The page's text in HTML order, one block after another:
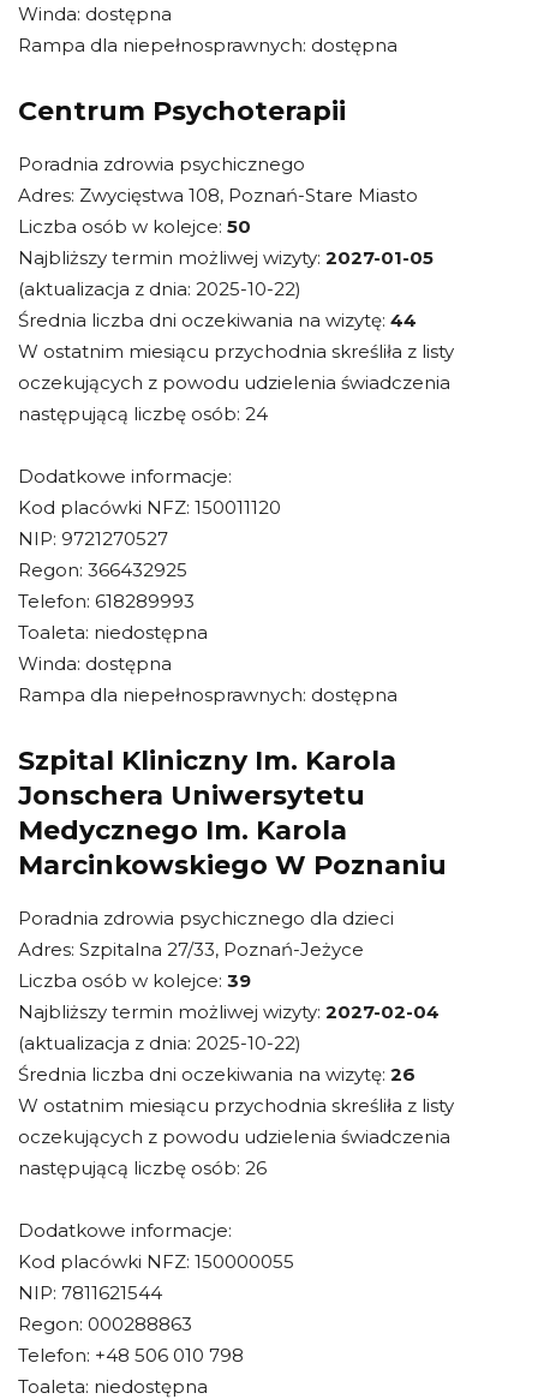
Winda: dostępna
Rampa dla niepełnosprawnych: dostępna
Centrum Psychoterapii
Poradnia zdrowia psychicznego
Adres: Zwycięstwa 108, Poznań-Stare Miasto
Liczba osób w kolejce: 50
Najbliższy termin możliwej wizyty: 2027-01-05
(aktualizacja z dnia: 2025-10-22)
Średnia liczba dni oczekiwania na wizytę: 44
W ostatnim miesiącu przychodnia skreśliła z listy
oczekujących z powodu udzielenia świadczenia
następującą liczbę osób: 24
Dodatkowe informacje:
Kod placówki NFZ: 150011120
NIP: 9721270527
Regon: 366432925
Telefon: 618289993
Toaleta: niedostępna
Winda: dostępna
Rampa dla niepełnosprawnych: dostępna
Szpital Kliniczny Im. Karola
Jonschera Uniwersytetu
Medycznego Im. Karola
Marcinkowskiego W Poznaniu
Poradnia zdrowia psychicznego dla dzieci
Adres: Szpitalna 27/33, Poznań-Jeżyce
Liczba osób w kolejce: 39
Najbliższy termin możliwej wizyty: 2027-02-04
(aktualizacja z dnia: 2025-10-22)
Średnia liczba dni oczekiwania na wizytę: 26
W ostatnim miesiącu przychodnia skreśliła z listy
oczekujących z powodu udzielenia świadczenia
następującą liczbę osób: 26
Dodatkowe informacje:
Kod placówki NFZ: 150000055
NIP: 7811621544
Regon: 000288863
Telefon: +48 506 010 798
Toaleta: niedostępna